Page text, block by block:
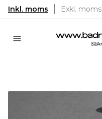
Inkl. moms Exkl. moms